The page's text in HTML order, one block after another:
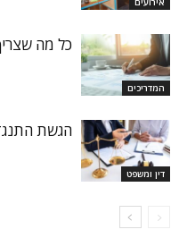
המדריכים
כל מה
דין ומשפט
הגשת